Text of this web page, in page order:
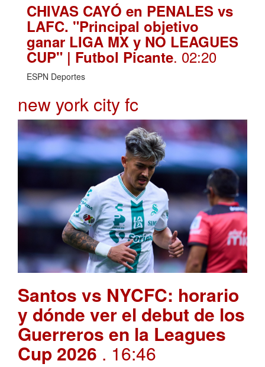
CHIVAS CAYÓ en PENALES vs
LAFC. "Principal objetivo
ganar LIGA MX y NO LEAGUES
CUP" | Futbol Picante. 02:20
ESPN Deportes
new york city fc
Santos vs NYCFC: horario
y dónde ver el debut de los
Guerreros en la Leagues
Cup 2026 . 16:46